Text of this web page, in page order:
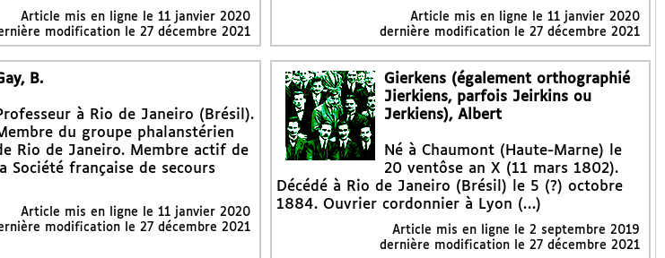
Article mis en ligne le 11 janvier 2020
modification le 27 décembre 2021
Article mis en ligne le11 janvier 2020
dernière modification le 27 décembre 2021
B.
à Rio de Janeiro (Brésil).
du groupe phalanstérien
Rio de Janeiro. Membre actif de
la Société française de secours
Article mis en ligne le 11 janvier 2020
modification le 27 décembre 2021
Gierkens (également orthographié
Jierkiens, parfois Jeirkins ou
Jerkiens), Albert
Né à Chaumont (Haute-Marne) le
20 ventôse an X (11 mars 1802).
Décédé à Rio de Janeiro (Brésil) le 5 (?) octobre
1884. Ouvrier cordonnier à Lyon (…)
Article mis en ligne le2 septembre 2019
dernière modification le 27 décembre 2021